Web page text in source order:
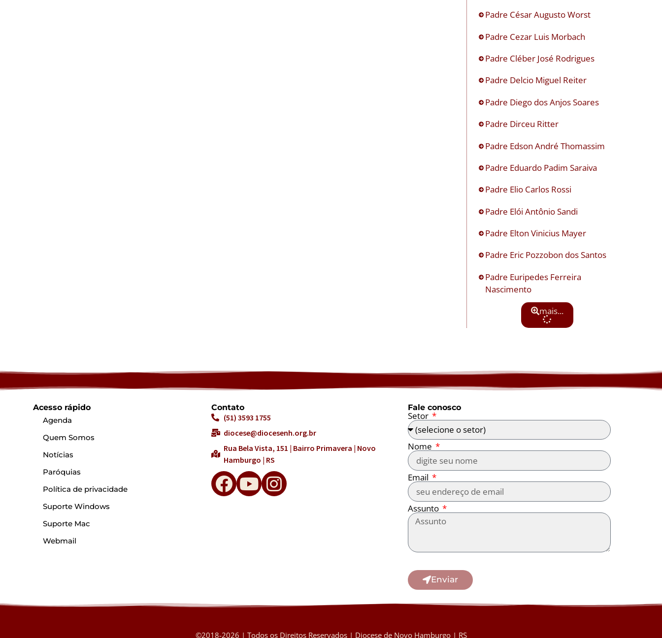
Padre César Augusto Worst
Padre Cezar Luis Morbach
Padre Cléber José Rodrigues
Padre Delcio Miguel Reiter
Padre Diego dos Anjos Soares
Padre Dirceu Ritter
Padre Edson André Thomassim
Padre Eduardo Padim Saraiva
Padre Elio Carlos Rossi
Padre Elói Antônio Sandi
Padre Elton Vinicius Mayer
Padre Eric Pozzobon dos Santos
Padre Euripedes Ferreira
Nascimento
mais...
Acesso rápido
Agenda
Quem Somos
Notícias
Paróquias
Política de privacidade
Suporte Windows
Suporte Mac
Webmail
Contato
(51) 3593 1755
diocese@diocesenh.org.br
Rua Bela Vista, 151 | Bairro Primavera | Novo
Hamburgo | RS
Fale conosco
Setor
Nome
Email
Assunto
Enviar
©2018-2026 | Todos os Direitos Reservados | Diocese de Novo Hamburgo | RS